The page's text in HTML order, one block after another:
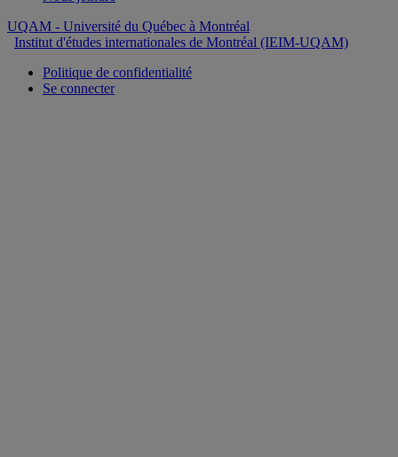
UQAM - Université du Québec à Montréal
Institut d'études internationales de Montréal (IEIM-UQAM)
Politique de confidentialité
Se connecter